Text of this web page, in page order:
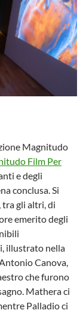
Magnitudo
Film Per
e degli
conclusa. Si
gli altri, di
emerito degli
illustrato nella
Canova,
che furono
Mathera ci
Palladio ci